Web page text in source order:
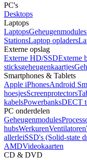
PC's
Desktops
Laptops
Laptops
StationsLaptop opladers
Externe opslag
Externe HD/SSDExterne
sticksgeheugenkaartjes
Smartphones & Tablets
Apple iPhonesAndroid
hoesjesScreenprotectors
kabelsPowerbanksDECT
PC onderdelen
Geheugenmodules
hubsWerkurenVentilatoren
allerleiSSD's (Solid-state
AMDVideokaarten
CD & DVD